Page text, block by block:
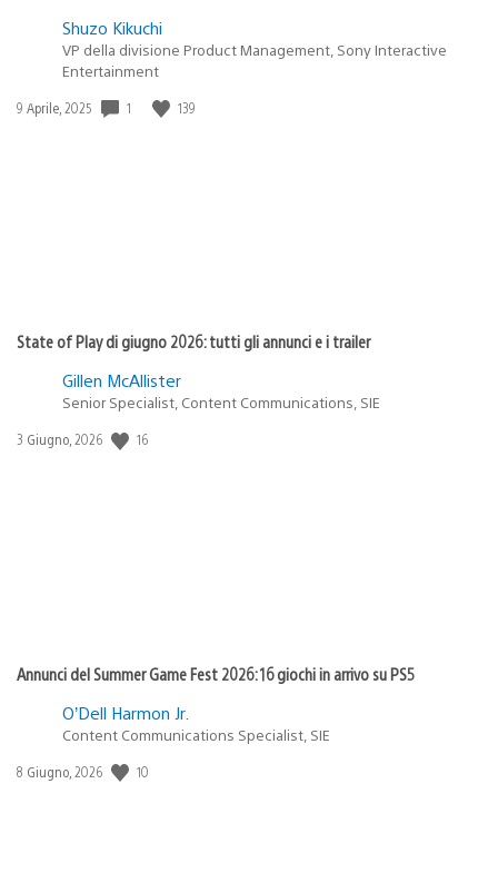
Shuzo Kikuchi
VP della divisione Product Management, Sony Interactive
Entertainment
Data
9 Aprile, 2025 1 139
State of Play di giugno 2026: tutti gli annunci e i trailer
Gillen McAllister
Senior Specialist, Content Communications, SIE
Data
3 Giugno, 2026 16
Annunci del Summer Game Fest 2026: 16 giochi in arrivo su PS5
O’Dell Harmon Jr.
Content Communications Specialist, SIE
Data
8 Giugno, 2026 10